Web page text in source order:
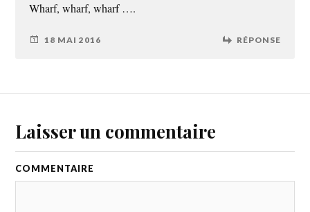
Wharf, wharf, wharf ….
18 MAI 2016 RÉPONSE
Laisser un commentaire
COMMENTAIRE